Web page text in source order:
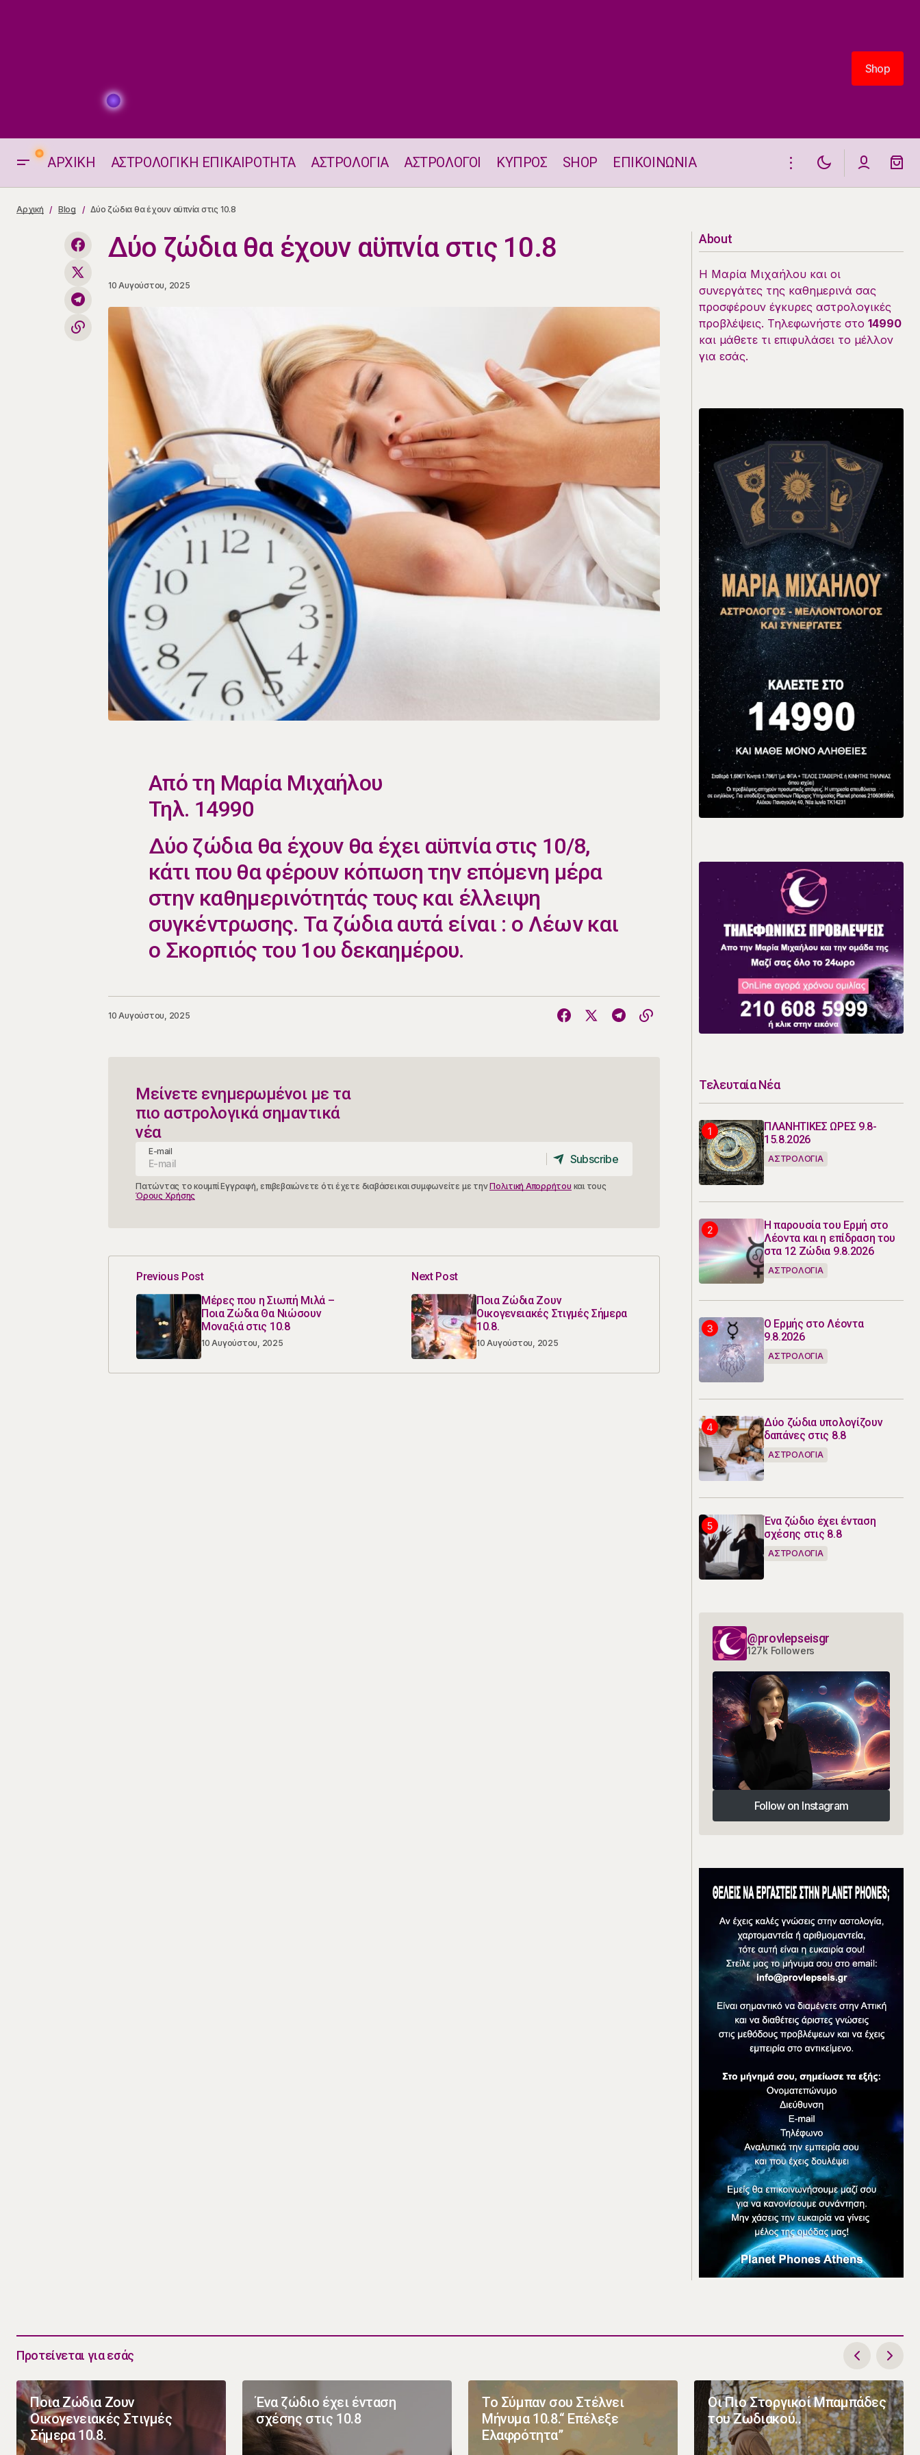
Shop
Shop
ΑΡΧΙΚΗ ΑΣΤΡΟΛΟΓΙΚΗ ΕΠΙΚΑΙΡΟΤΗΤΑ ΑΣΤΡΟΛΟΓΙΑ ΑΣΤΡΟΛΟΓΟΙ ΚΥΠΡΟΣ SHOP ΕΠΙΚΟΙΝΩΝΙΑ
Μέρες που η Σιωπή Μιλά – Ποια Ζώδια
Θα Νιώσουν Μοναξιά στις 10.8
Αρχική Blog Δύο ζώδια θα έχουν αϋπνία στις 10.8
Δύο ζώδια θα έχουν αϋπνία στις 10.8
10 Αυγούστου, 2025
​Από τη Μαρία Μιχαήλου
Τηλ. 14990
​​Δύο ζώδια θα έχουν θα έχει αϋπνία στις 10/8,
κάτι που θα φέρουν κόπωση την επόμενη μέρα
στην καθημερινότητάς τους και έλλειψη
συγκέντρωσης. Τα ζώδια αυτά είναι : ο Λέων και
ο Σκορπιός του 1ου δεκαημέρου.
10 Αυγούστου, 2025
Μείνετε ενημερωμένοι με τα
πιο αστρολογικά σημαντικά
νέα
E-mail
Subscribe
Πατώντας το κουμπί Εγγραφή, επιβεβαιώνετε ότι έχετε διαβάσει και συμφωνείτε με τηνΠολιτική Απορρήτου και τους
Όρους Χρήσης
Previous Post
Μέρες που η Σιωπή Μιλά –
Ποια Ζώδια Θα Νιώσουν
Μοναξιά στις 10.8
10 Αυγούστου, 2025
Next Post
Ποια Ζώδια Ζουν
Οικογενειακές Στιγμές Σήμερα
10.8.
10 Αυγούστου, 2025
About
Η Μαρία Μιχαήλου και οι
συνεργάτες της καθημερινά σας
προσφέρουν έγκυρες αστρολογικές
προβλέψεις. Τηλεφωνήστε στο 14990
και μάθετε τι επιφυλάσει το μέλλον
για εσάς.
Τελευταία Νέα
ΠΛΑΝΗΤΙΚΕΣ ΩΡΕΣ 9.8-
15.8.2026
ΑΣΤΡΟΛΟΓΙΑ
Η παρουσία του Ερμή στο
Λέοντα και η επίδραση του
στα 12 Ζώδια 9.8.2026
ΑΣΤΡΟΛΟΓΙΑ
Ο Ερμής στο Λέοντα
9.8.2026
ΑΣΤΡΟΛΟΓΙΑ
Δύο ζώδια υπολογίζουν
δαπάνες στις 8.8
ΑΣΤΡΟΛΟΓΙΑ
Ένα ζώδιο έχει ένταση
σχέσης στις 8.8
ΑΣΤΡΟΛΟΓΙΑ
@provlepseisgr
127k Followers
Follow on Instagram
Follow on Instagram
Προτείνεται για εσάς
Ποια Ζώδια Ζουν
Οικογενειακές Στιγμές
Σήμερα 10.8.
Ένα ζώδιο έχει ένταση
σχέσης στις 10.8
Το Σύμπαν σου Στέλνει
Μήνυμα 10.8.“ Επέλεξε
Ελαφρότητα”
Οι Πιο Στοργικοί Μπαμπάδες
του Ζωδιακού..